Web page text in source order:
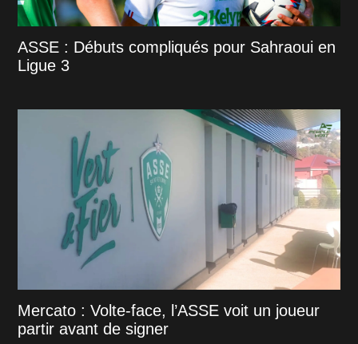
ASSE : Débuts compliqués pour Sahraoui en
Ligue 3
Mercato : Volte-face, l’ASSE voit un joueur
partir avant de signer